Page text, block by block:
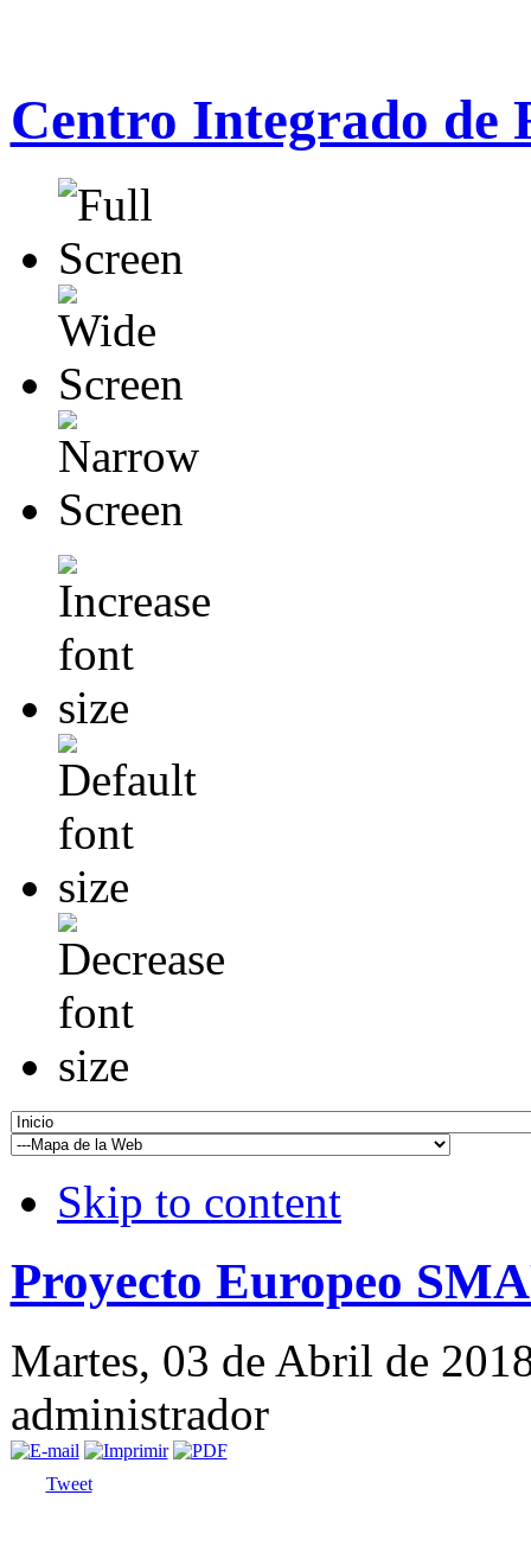
Centro Integrado de
Skip to content
Proyecto Europeo
Martes, 03 de Abril de
administrador
Tweet